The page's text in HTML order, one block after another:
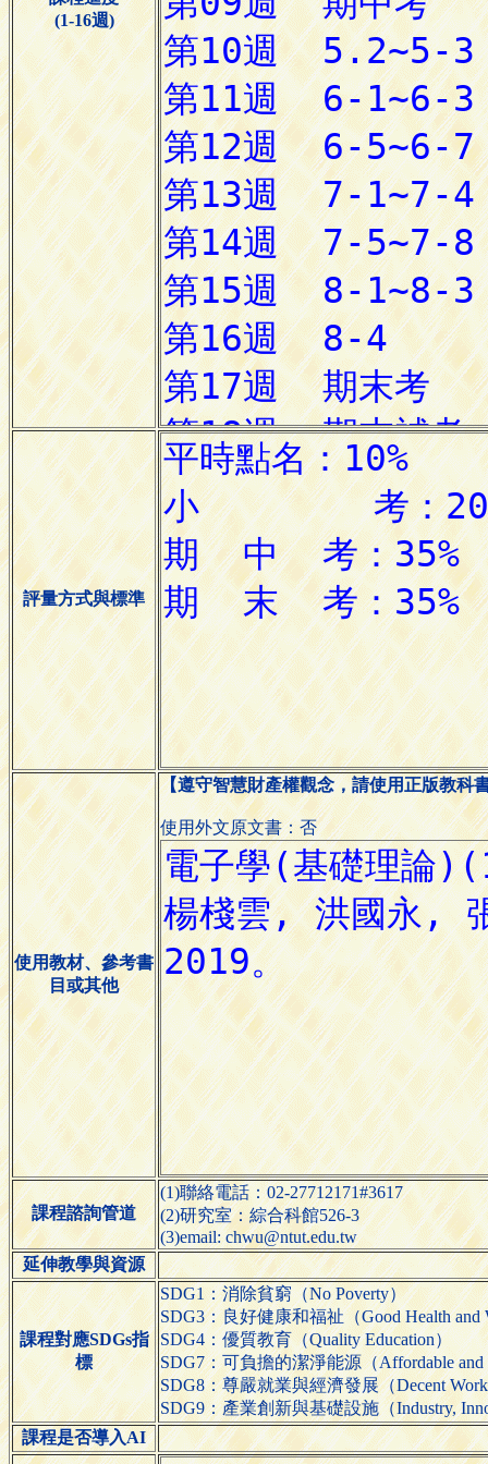
(1-16週)
評量方式與標準
使用教材、參考書
目或其他
【遵守智慧財產權觀念，請使用正版教科
使用外文原文書：否
課程諮詢管道
(1)聯絡電話：02-27712171#3617
(2)研究室：綜合科館526-3
(3)email: chwu@ntut.edu.tw
延伸教學與資源
課程對應SDGs指
標
SDG1：消除貧窮（No Poverty）
SDG3：良好健康和福祉（Good Health and
SDG4：優質教育（Quality Education）
SDG7：可負擔的潔淨能源（Affordable and
SDG8：尊嚴就業與經濟發展（Decent
SDG9：產業創新與基礎設施（Industry,
課程是否導入AI